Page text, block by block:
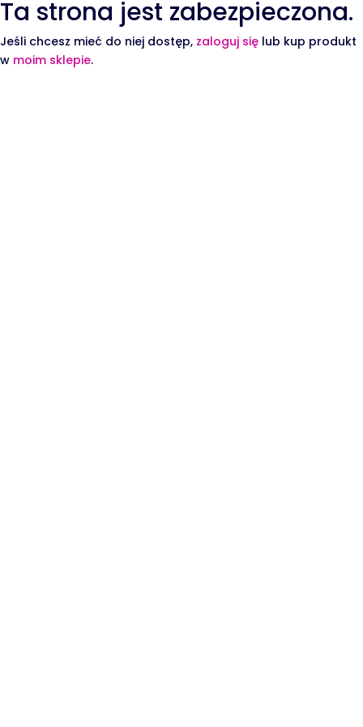
Ta strona jest zabezpieczona.
Jeśli chcesz mieć do niej dostęp, zaloguj się lub kup produkt
w moim sklepie.